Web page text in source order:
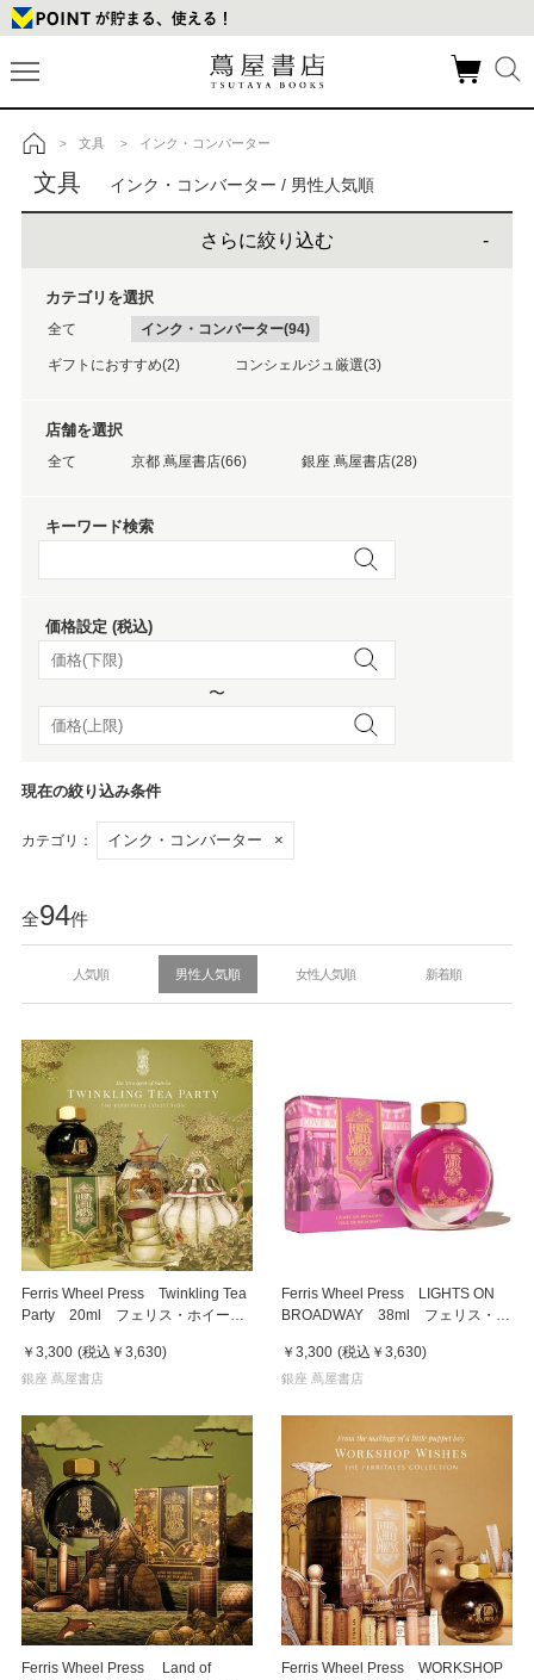
トップ
> 文具 > インク・コンバーター
文具 インク・コンバーター / 男性人気順
さらに絞り込む
カテゴリを選択
全て インク・コンバーター(94)
ギフトにおすすめ(2) コンシェルジュ厳選(3)
店舗を選択
全て 京都 蔦屋書店(66) 銀座 蔦屋書店(28)
キーワード検索
価格設定 (税込)
〜
現在の絞り込み条件
カテゴリ： インク・コンバーター ×
全94件
人気順 男性人気順 女性人気順 新着順
Ferris Wheel Press Twinkling Tea
Party 20ml フェリス・ホイー
￥3,300 (税込 ￥3,630)
銀座 蔦屋書店
Ferris Wheel Press LIGHTS ON
BROADWAY 38ml フェリス・ホ
￥3,300 (税込 ￥3,630)
銀座 蔦屋書店
Ferris Wheel Press Land of
Ferris Wheel Press WORKSHOP